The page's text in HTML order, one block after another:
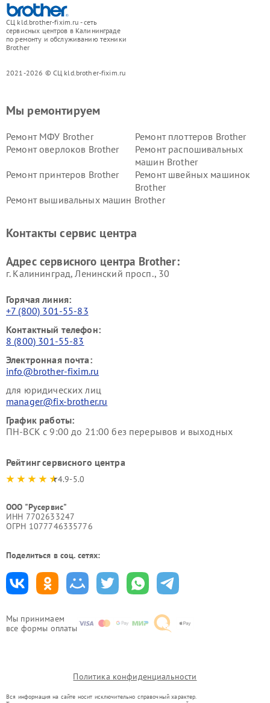
СЦ kld.brother-fixim.ru - сеть
сервисных центров в Калининграде
по ремонту и обслуживанию техники
Brother
2021-2026 © СЦ kld.brother-fixim.ru
Мы принимаем
все формы оплаты
Мы ремонтируем
Ремонт МФУ Brother
Ремонт плоттеров Brother
Ремонт оверлоков Brother
Ремонт распошивальных
машин Brother
Ремонт принтеров Brother
Ремонт швейных машинок
Brother
Ремонт вышивальных машин Brother
Контакты сервис центра
Адрес сервисного центра Brother:
г. Калининград, Ленинский просп., 30
Горячая линия:
+7 (800) 301-55-83
Контактный телефон:
8 (800) 301-55-83
Электронная почта:
info@brother-fixim.ru
для юридических лиц
manager@fix-brother.ru
График работы:
ПН-ВСК с 9:00 до 21:00 без перерывов и выходных
Рейтинг сервисного центра
4.9-5.0
ООО "Русервис"
ИНН 7702633247
ОГРН 1077746335776
Поделиться в соц. сетях:
Политика конфиденциальности
Вся информация на сайте носит исключительно справочный характер.